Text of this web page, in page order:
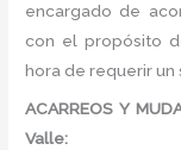
encargado de
con el propósito
hora de requerir un
ACARREOS Y
Valle: